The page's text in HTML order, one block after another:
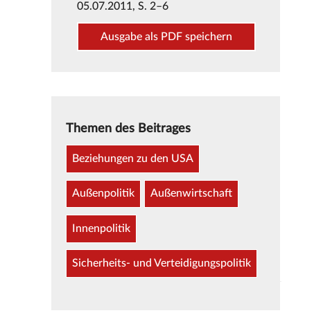
05.07.2011, S. 2–6
Ausgabe als PDF speichern
Themen des Beitrages
Beziehungen zu den USA
Außenpolitik Außenwirtschaft
Innenpolitik
Sicherheits- und Verteidigungspolitik